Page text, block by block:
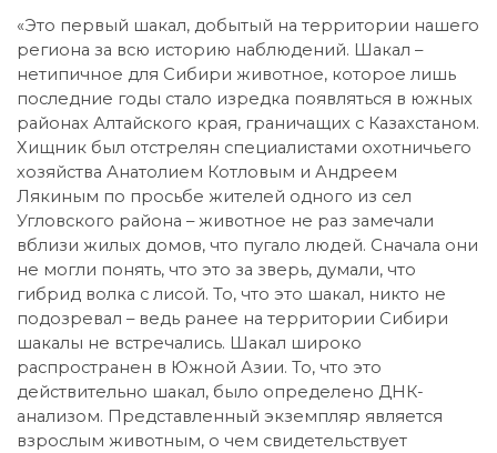
«Это первый шакал, добытый на территории нашего
региона за всю историю наблюдений. Шакал –
нетипичное для Сибири животное, которое лишь
последние годы стало изредка появляться в южных
районах Алтайского края, граничащих с Казахстаном.
Хищник был отстрелян специалистами охотничьего
хозяйства Анатолием Котловым и Андреем
Лякиным по просьбе жителей одного из сел
Угловского района – животное не раз замечали
вблизи жилых домов, что пугало людей. Сначала они
не могли понять, что это за зверь, думали, что
гибрид волка с лисой. То, что это шакал, никто не
подозревал – ведь ранее на территории Сибири
шакалы не встречались. Шакал широко
распространен в Южной Азии. То, что это
действительно шакал, было определено ДНК-
анализом. Представленный экземпляр является
взрослым животным, о чем свидетельствует